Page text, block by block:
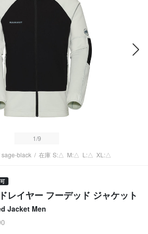
1/9
black / 在庫 S:△ M:△ L:△ XL:△
レイヤー フーデッド ジャケット
Jacket Men